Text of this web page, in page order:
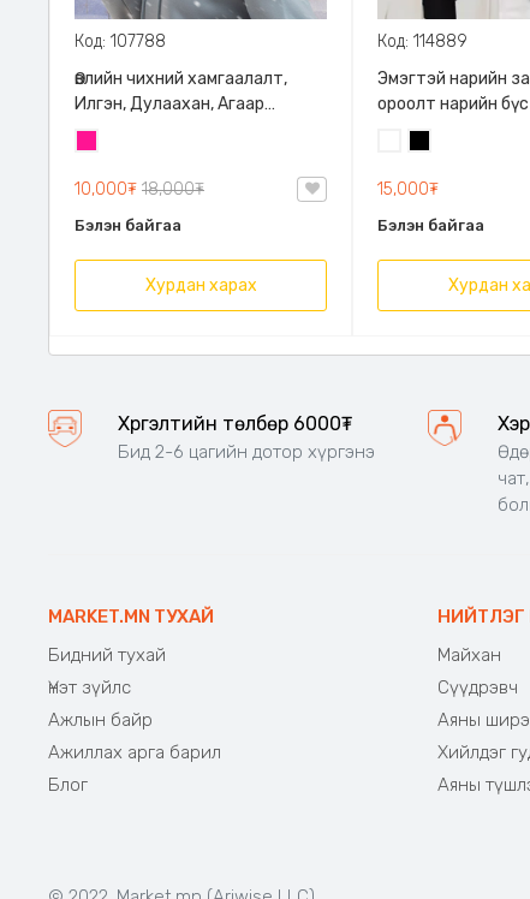
Код: 107788
Өвлийн чихний хамгаалалт,
Илгэн, Дулаахан, Агаар
нэвтрүүлдэггүй
10,000₮ 18,000₮
Бэлэн байгаа
Хурдан харах
Код: 114889
Эмэгтэй нарийн
ороолт нарийн бүс
15,000₮
Бэлэн байгаа
Хурдан
Хүргэлтийн төлбөр 6000₮
Бид 2-6 цагийн дотор хүргэнэ
MARKET.MN ТУХАЙ
Бидний тухай
Үнэт зүйлс
Ажлын байр
Ажиллах арга барил
Блог
Майхан
Сүүдрэвч
Аяны
Хийлдэг
Аяны